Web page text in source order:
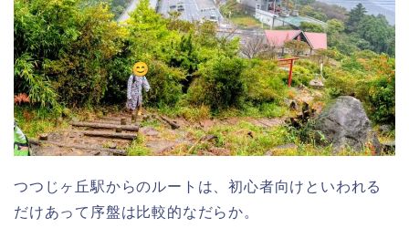
つつじヶ丘駅からのルートは、初心者向けといわれる
だけあって序盤は比較的なだらか。